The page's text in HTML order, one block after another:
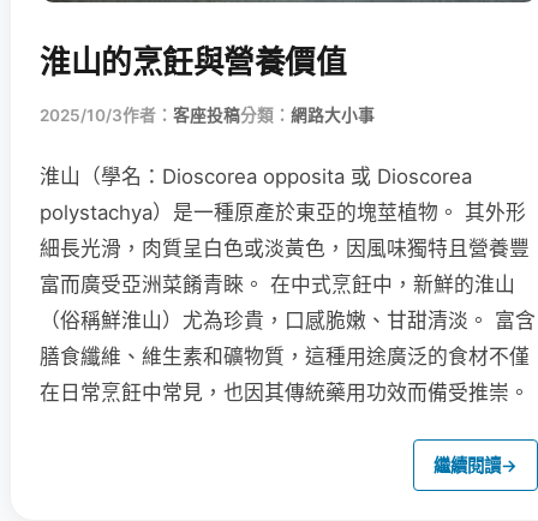
淮山的烹飪與營養價值
2025/10/3作者： 客座投稿分類： 網路大小事
淮山（學名：Dioscorea opposita 或 Dioscorea
polystachya）是一種原產於東亞的塊莖植物。 其外形
細長光滑，肉質呈白色或淡黃色，因風味獨特且營養豐
富而廣受亞洲菜餚青睞。 在中式烹飪中，新鮮的淮山
（俗稱鮮淮山）尤為珍貴，口感脆嫩、甘甜清淡。 富含
膳食纖維、維生素和礦物質，這種用途廣泛的食材不僅
在日常烹飪中常見，也因其傳統藥用功效而備受推崇。
繼續閱讀→